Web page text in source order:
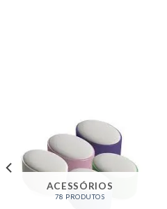
ACESSÓRIOS
78 PRODUTOS